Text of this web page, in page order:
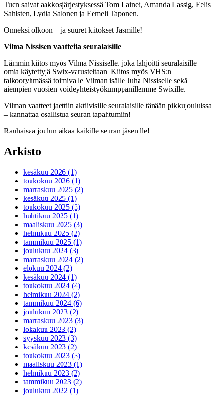
Tuen saivat aakkosjärjestyksessä Tom Lainet, Amanda Lassig, Eelis
Sahlsten, Lydia Salonen ja Eemeli Taponen.
Onneksi olkoon – ja suuret kiitokset Jasmille!
Vilma Nissisen vaatteita seuralaisille
Lämmin kiitos myös Vilma Nissiselle, joka lahjoitti seuralaisille
omia käytettyjä Swix-varusteitaan. Kiitos myös VHS:n
talkooryhmässä toimivalle Vilman isälle Juha Nissiselle sekä
aiempien vuosien voideyhteistyökumppanillemme Swixille.
Vilman vaatteet jaettiin aktiivisille seuralaisille tänään pikkujouluissa
– kannattaa osallistua seuran tapahtumiin!
Rauhaisaa joulun aikaa kaikille seuran jäsenille!
Arkisto
kesäkuu 2026 (1)
toukokuu 2026 (1)
marraskuu 2025 (2)
kesäkuu 2025 (1)
toukokuu 2025 (3)
huhtikuu 2025 (1)
maaliskuu 2025 (3)
helmikuu 2025 (2)
tammikuu 2025 (1)
joulukuu 2024 (3)
marraskuu 2024 (2)
elokuu 2024 (2)
kesäkuu 2024 (1)
toukokuu 2024 (4)
helmikuu 2024 (2)
tammikuu 2024 (6)
joulukuu 2023 (2)
marraskuu 2023 (3)
lokakuu 2023 (2)
syyskuu 2023 (3)
kesäkuu 2023 (2)
toukokuu 2023 (3)
maaliskuu 2023 (1)
helmikuu 2023 (2)
tammikuu 2023 (2)
joulukuu 2022 (1)